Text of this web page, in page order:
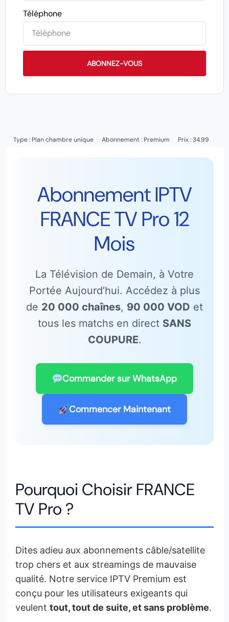
Téléphone
ABONNEZ-VOUS
Type : Plan chambre unique Abonnement : Premium Prix : 34.99
Abonnement IPTV
FRANCE TV Pro 12
Mois
La Télévision de Demain, à Votre
Portée Aujourd’hui. Accédez à plus
de 20 000 chaînes, 90 000 VOD et
tous les matchs en direct SANS
COUPURE.
Commander sur WhatsApp
Commencer Maintenant
Pourquoi Choisir FRANCE
TV Pro ?
Dites adieu aux abonnements câble/satellite
trop chers et aux streamings de mauvaise
qualité. Notre service IPTV Premium est
conçu pour les utilisateurs exigeants qui
veulent tout, tout de suite, et sans problème.